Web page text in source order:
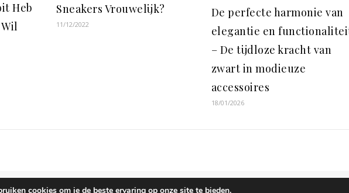
Heb
Sneakers Vrouwelijk?
11/12/2022
De perfecte harmonie van
elegantie en
– De tijdloze kracht van
zwart in modieuze
accessoires
18/01/2026
cookies om je de beste ervaring op onze site te bieden.